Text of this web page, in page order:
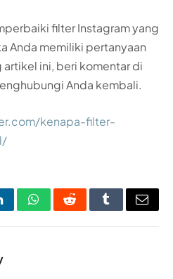
filter Instagram yang
Anda memiliki pertanyaan
ini, beri komentar di
Anda kembali.
kenapa-filter-
WhatsAppRedditTumblrEmail